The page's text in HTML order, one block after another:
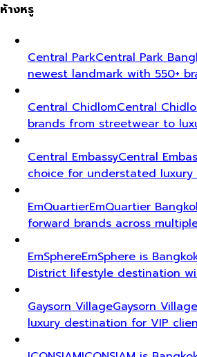
ห้างหรู
Central ParkCentral Park
newest landmark with 550+
Central ChidlomCentral
brands from streetwear to
Central EmbassyCentral
choice for understated luxury
EmQuartierEmQuartier
forward brands across
EmSphereEmSphere is
District lifestyle destination
Gaysorn VillageGaysorn
luxury destination for VIP